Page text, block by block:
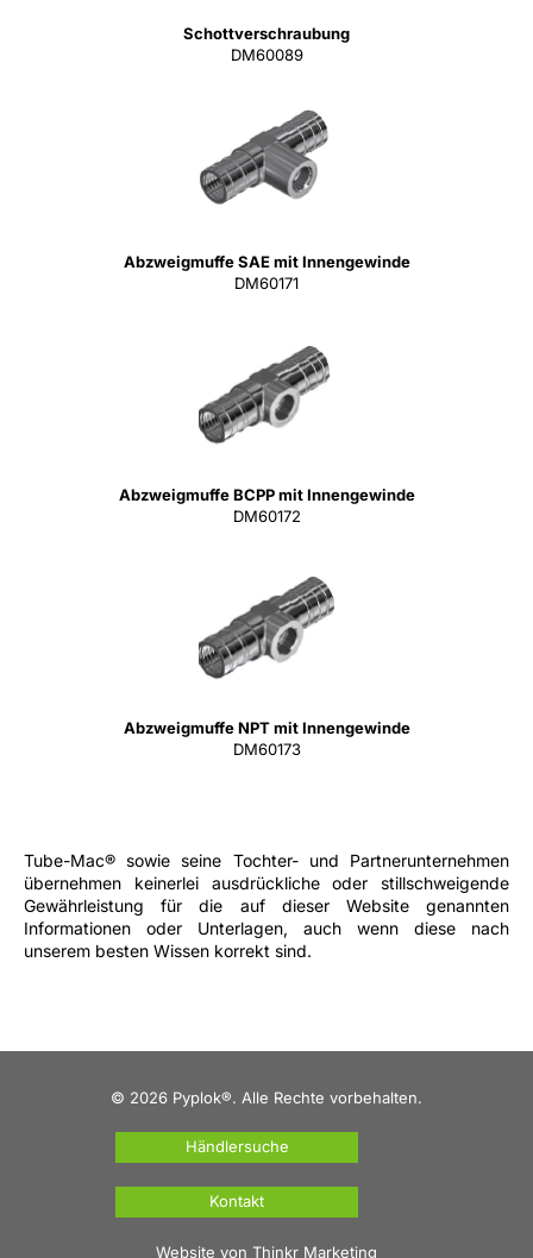
Schottverschraubung
DM60089
Abzweigmuffe SAE mit Innengewinde
DM60171
Abzweigmuffe BCPP mit Innengewinde
DM60172
Abzweigmuffe NPT mit Innengewinde
DM60173
Tube-Mac® sowie seine Tochter- und Partnerunternehmen
übernehmen keinerlei ausdrückliche oder stillschweigende
Gewährleistung für die auf dieser Website genannten
Informationen oder Unterlagen, auch wenn diese nach
unserem besten Wissen korrekt sind.
© 2026 Pyplok®. Alle Rechte vorbehalten.
Händlersuche
Kontakt
Website von Thinkr Marketing